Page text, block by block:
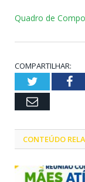
Quadro de
COMPARTILHAR:
Twitter
Email
CONTEÚDO